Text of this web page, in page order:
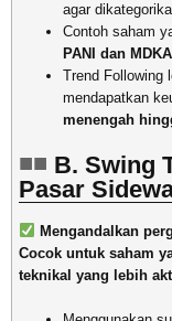
agar
Contoh saham
PANI dan MDKA
Trend Following
mendapatkan
menengah
B. Swing
Pasar
Mengandalkan
Cocok untuk saham
teknikal yang lebih